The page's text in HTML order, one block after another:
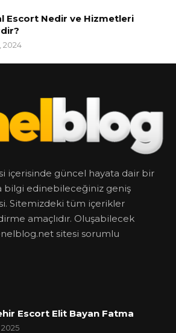
Escort Nedir ve Hizmetleri
2024
içerisinde güncel hayata dair bir
bilgi edinebileceğiniz geniş
Sitemizdeki tüm içerikler
amaçlıdır. Oluşabilecek
sitesi sorumlu
Escort Elit Bayan Fatma